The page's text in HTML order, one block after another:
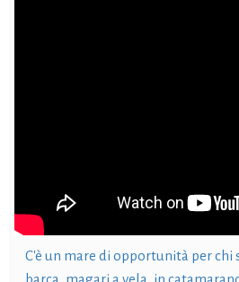
C'è un mare di opportunità per chi
barca, magari a vela, in